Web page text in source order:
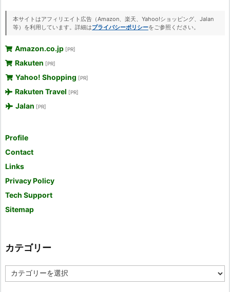
本サイトはアフィリエイト広告（Amazon、楽天、Yahoo!ショッピング、Jalan
等）を利用しています。詳細はプライバシーポリシーをご参照ください。
Amazon.co.jp [PR]
Rakuten [PR]
Yahoo! Shopping [PR]
Rakuten Travel [PR]
Jalan [PR]
Profile
Contact
Links
Privacy Policy
Tech Support
Sitemap
カテゴリー
テ